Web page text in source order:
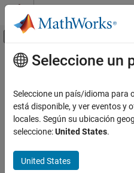
Saltar al contenido
Mostrar/ocultar
Inicio de Documentación
Contenido principal
How useful
Seleccione un
Seleccione un país/idioma para
está disponible, y ver eventos y
locales. Según su ubicación
seleccione:United States.
United States